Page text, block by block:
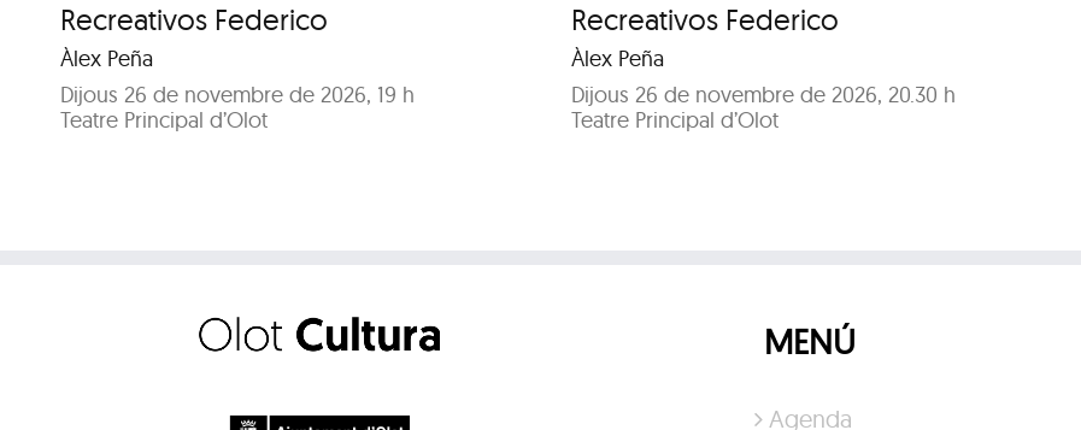
Recreativos Federico
Àlex Peña
Dijous 26 de novembre de 2026, 19 h
Teatre Principal d’Olot
Recreativos Federico
Àlex Peña
Dijous 26 de novembre de 2026, 20.30 h
Teatre Principal d’Olot
MENÚ
Agenda